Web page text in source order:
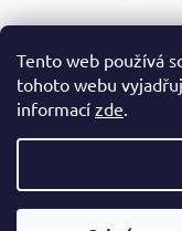
Tento web používá
tohoto webu
informací zde.
Hodnocení
Ostatní